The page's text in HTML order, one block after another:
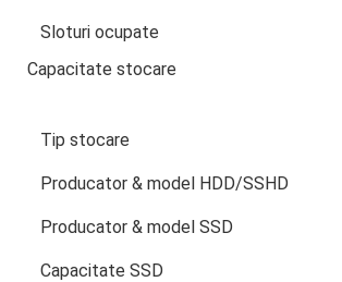
Sloturi ocupate
Capacitate stocare
Tip stocare
Producator & model HDD/SSHD
Producator & model SSD
Capacitate SSD